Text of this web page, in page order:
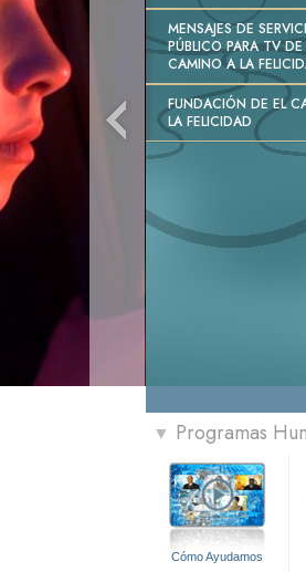
MENSAJES DE
PÚBLICO PARA TV DE
CAMINO A LA
FUNDACIÓN DE EL
LA FELICIDAD
▼ Programas
Cómo Ayudamos